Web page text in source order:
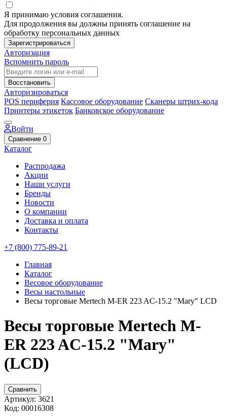
Я принимаю условия соглашения.
Для продолжения вы должны принять соглашение на
обработку персональных данных
Зарегистрироваться
Авторизация
Вспомнить пароль
Восстановить
Авторизироваться
POS периферия Кассовое оборудование Сканеры штрих-кода
Принтеры этикеток Банковское оборудование
Войти
Сравнение 0
Каталог
Распродажа
Акции
Наши услуги
Бренды
Новости
О компании
Доставка и оплата
Контакты
+7 (800) 775-89-21
Главная
Каталог
Весовое оборудование
Весы настольные
Весы торговые Mertech M-ER 223 AC-15.2 "Mary" LCD
Весы торговые Mertech M-
ER 223 AC-15.2 "Mary"
(LCD)
Сравнить
Артикул: 3621
Код: 00016308